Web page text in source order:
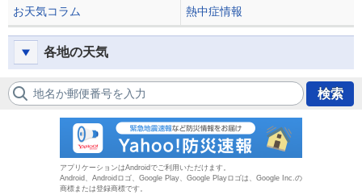
お天気コラム
熱中症情報
各地の天気
地名か郵便番号を入力 検索
アプリケーションはAndroidでご利用いただけます。
Android、Androidロゴ、Google Play、Google Playロゴは、Google Inc.の
商標または登録商標です。